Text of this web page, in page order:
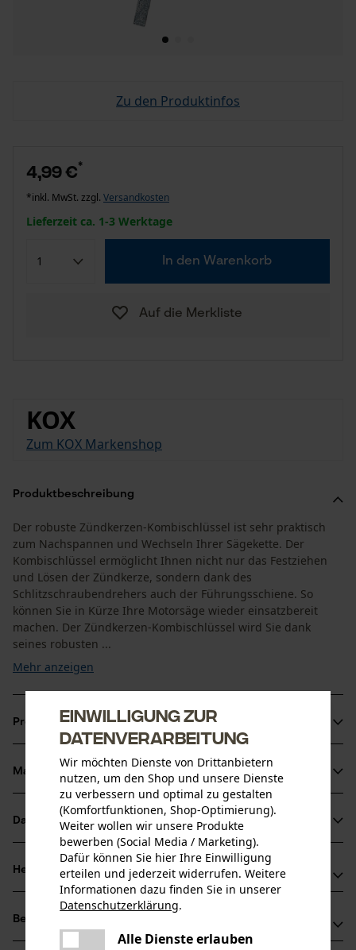
Zu den Produktinfos
4,99 €*
*inkl. MwSt. zzgl. Versandkosten
Lieferzeit ca. 1-3 Werktage
In den Warenkorb
Auf die Merkliste
KOX
Zum KOX Markenshop
Produktbeschreibung
Der robuste Zündkerzen-Kombischlüssel ist sehr praktisch
zum Nachspannen und Wechseln Ihrer Sägekette. Der
Kombischlüssel ermöglicht Ihnen nicht nur das Festziehen
und Lösen der Zündkerze, sondern dank des
Schlitzschraubendrehers auch der Führungsschiene. So
können Sie in Kürze Ihre Motorsäge wieder einsatzbereit
machen. Der Zündkerzen-Kombischlüssel wird Sie dank
seines robusten ...
Mehr anzeigen
Produktinformationen
Produktdetails
Aktivitätstyp
Befestigen, Lösen, Wartung
Altersgruppe
Erwachsener
Material & Pflege
Material
Hauptmaterial
Material Griff
Datenblätter
Herstellerdatenblatt (PDF)
Herstellerinformationen
Oregon Tool GmbH
Lise-Meitner-Str. 4
70736 Fellbach, Deutschland
Bewertungen
Einwilligung zur
Datenverarbeitung
Wir möchten Dienste von Drittanbietern
nutzen, um den Shop und unsere Dienste
zu verbessern und optimal zu gestalten
(Komfortfunktionen, Shop-Optimierung).
Weiter wollen wir unsere Produkte
bewerben (Social Media / Marketing).
Dafür können Sie hier Ihre Einwilligung
erteilen und jederzeit widerrufen. Weitere
Informationen dazu finden Sie in unserer
Datenschutzerklärung.
Alle Dienste erlauben
Es ist ein Fehler aufgetreten. Bitte